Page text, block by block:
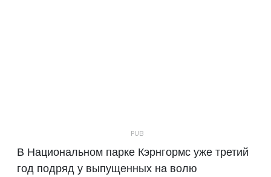
В Национальном парке Кэрнгормс уже третий
год подряд у выпущенных на волю